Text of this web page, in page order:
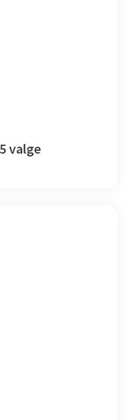
valge